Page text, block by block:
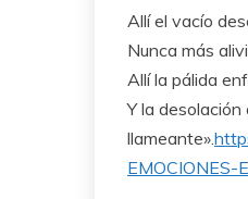
Allí el vacío
Nunca más
Allí la pálida
Y la
llameante».
EMOCIONES-